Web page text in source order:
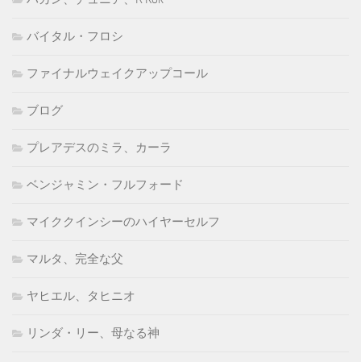
バイタル・フロシ
ファイナルウェイクアップコール
ブログ
プレアデスのミラ、カーラ
ベンジャミン・フルフォード
マイククインシーのハイヤーセルフ
マルタ、完全な父
ヤヒエル、タヒニオ
リンダ・リー、母なる神